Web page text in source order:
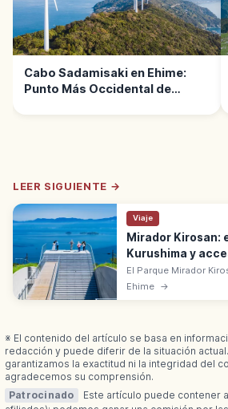
Cabo Sadamisaki en Ehime:
Punto Más Occidental de
LEER SIGUIENTE →
Viaje
Mirador Kirosan:
Kurushima y
El Parque Mirador
(Imabari), ofrece
Ehime →
※ El contenido del artículo se basa en
redacción y puede diferir de la situación
garantizamos la exactitud ni la integridad del
agradecemos su comprensión.
Patrocinado
Este artículo puede contener